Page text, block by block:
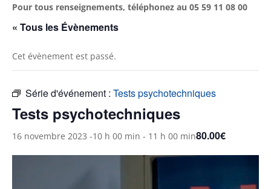
Pour tous renseignements, téléphonez au 05 59 11 08 00
« Tous les Évènements
Cet évènement est passé.
Série d'événement : Tests psychotechniques
Tests psychotechniques
16 novembre 2023 -10 h 00 min - 11 h 00 min80.00€